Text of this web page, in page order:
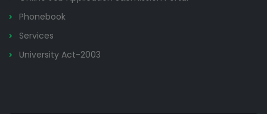
Phonebook
Services
University Act-2003